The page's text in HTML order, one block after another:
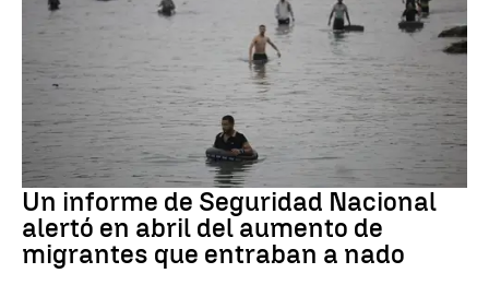
Ceuta
Un informe de Seguridad Nacional
alertó en abril del aumento de
migrantes que entraban a nado